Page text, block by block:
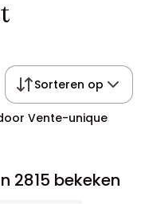
Sorteren op
Vente-unique
2815 bekeken